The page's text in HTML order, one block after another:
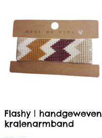
Flashy | handgeweven
kralenarmband